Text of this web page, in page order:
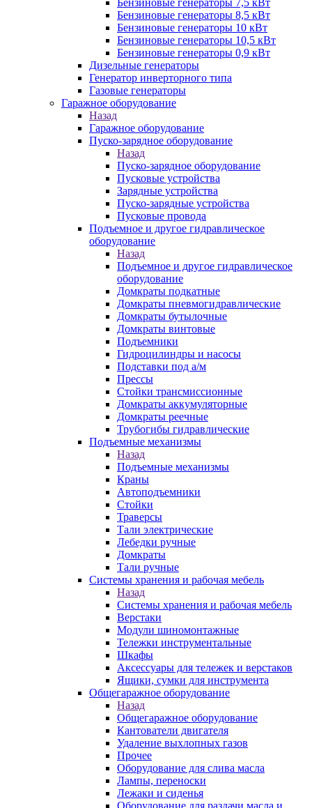
Бензиновые генераторы 7,5 кВт
Бензиновые генераторы 8,5 кВт
Бензиновые генераторы 10 кВт
Бензиновые генераторы 10,5 кВт
Бензиновые генераторы 0,9 кВт
Дизельные генераторы
Генератор инверторного типа
Газовые генераторы
Гаражное оборудование
Назад
Гаражное оборудование
Пуско-зарядное оборудование
Назад
Пуско-зарядное оборудование
Пусковые устройства
Зарядные устройства
Пуско-зарядные устройства
Пусковые провода
Подъемное и другое гидравлическое
оборудование
Назад
Подъемное и другое гидравлическое
оборудование
Домкраты подкатные
Домкраты пневмогидравлические
Домкраты бутылочные
Домкраты винтовые
Подъемники
Гидроцилиндры и насосы
Подставки под а/м
Прессы
Стойки трансмиссионные
Домкраты аккумуляторные
Домкраты реечные
Трубогибы гидравлические
Подъемные механизмы
Назад
Подъемные механизмы
Краны
Автоподъемники
Стойки
Траверсы
Тали электрические
Лебедки ручные
Домкраты
Тали ручные
Системы хранения и рабочая мебель
Назад
Системы хранения и рабочая мебель
Верстаки
Модули шиномонтажные
Тележки инструментальные
Шкафы
Аксессуары для тележек и верстаков
Ящики, сумки для инструмента
Общегаражное оборудование
Назад
Общегаражное оборудование
Кантователи двигателя
Удаление выхлопных газов
Прочее
Оборудование для слива масла
Лампы, переноски
Лежаки и сиденья
Оборудование для раздачи масла и